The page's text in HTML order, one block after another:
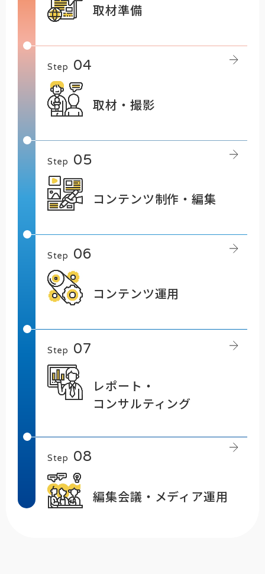
取材準備
Step
取材・撮影
Step
コンテンツ制作・編集
Step
コンテンツ運用
Step
レポート・
コンサルティング
Step
編集会議・メディア運用